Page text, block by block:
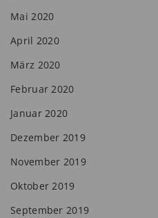
Mai 2020
April 2020
März 2020
Februar 2020
Januar 2020
Dezember 2019
November 2019
Oktober 2019
September 2019